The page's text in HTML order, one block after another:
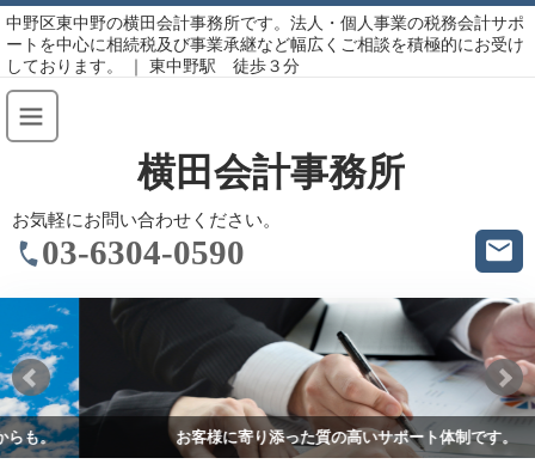
中野区東中野の横田会計事務所です。法人・個人事業の税務会計サポ
ートを中心に相続税及び事業承継など幅広くご相談を積極的にお受け
しております。 ｜ 東中野駅 徒歩３分
横田会計事務所
お気軽にお問い合わせください。
03-6304-0590
お客様に寄り添った質の高いサポート体制です。